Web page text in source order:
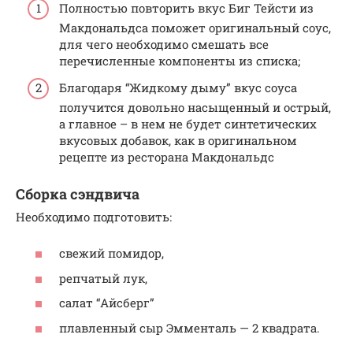
Полностью повторить вкус Биг Тейсти из
Макдональдса поможет оригинальный соус,
для чего необходимо смешать все
перечисленные компоненты из списка;
Благодаря “Жидкому дыму” вкус соуса
получится довольно насыщенный и острый,
а главное – в нем не будет синтетических
вкусовых добавок, как в оригинальном
рецепте из ресторана Макдональдс
Сборка сэндвича
Необходимо подготовить:
свежий помидор,
репчатый лук,
салат “Айсберг”
плавленный сыр Эмменталь — 2 квадрата.